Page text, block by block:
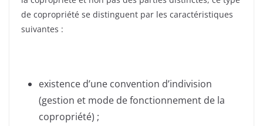
de copropriété se distinguent par les caractéristiques
suivantes :
existence d’une convention d’indivision
(gestion et mode de fonctionnement de la
copropriété) ;